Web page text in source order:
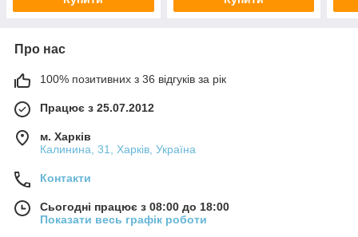
Про нас
100% позитивних з 36 відгуків за рік
Працює з 25.07.2012
м. Харків
Калинина, 31, Харків, Україна
Контакти
Сьогодні працює з 08:00 до 18:00
Показати весь графік роботи